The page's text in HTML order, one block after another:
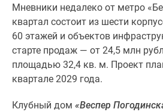
комнатные
комнатные
Квартиры
Ипотечный
Мневники недалеко от метро
квартал состоит из шести
60 этажей и объектов
старте продаж — от 24,5 млн
площадью 32,4 кв. м. Проект
квартале 2029 года.
Клубный дом «Веспер